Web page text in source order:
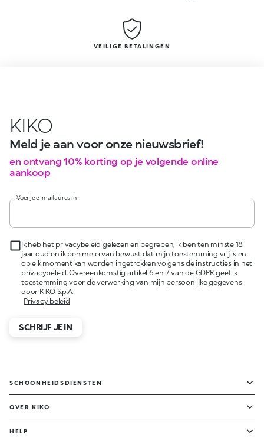
VEILIGE BETALINGEN
KIKO
Meld je aan voor onze nieuwsbrief!
en ontvang 10% korting op je volgende online
aankoop
Voer je e-mailadres in
Ik heb het privacybeleid gelezen en begrepen, ik ben ten minste 18
jaar oud en ik ben me ervan bewust dat mijn toestemming vrij is en
op elk moment kan worden ingetrokken volgens de instructies in het
privacybeleid. Overeenkomstig artikel 6 en 7 van de GDPR geef ik
toestemming voor de verwerking van mijn persoonlijke gegevens
door KIKO S.p.A.
Privacy beleid
SCHRIJF JE IN
SCHOONHEIDSDIENSTEN
OVER KIKO
HELP